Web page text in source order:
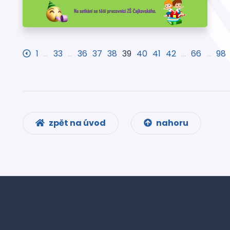
1 … 33 … 36 37 38 39 40 41 42 … 66 … 98
zpět na úvod nahoru